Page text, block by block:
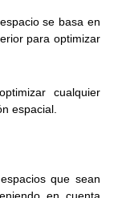
se basa en
para optimizar
cualquier
espacial.
que sean